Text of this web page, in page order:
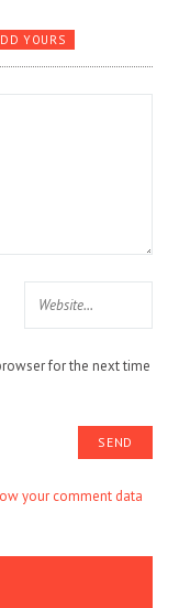
YOURS
for the next time
your comment data